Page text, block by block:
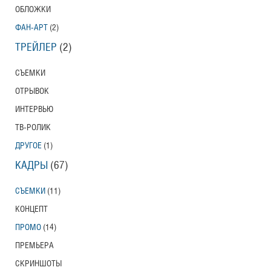
ОБЛОЖКИ
ФАН-АРТ (2)
ТРЕЙЛЕР (2)
СЪЕМКИ
ОТРЫВОК
ИНТЕРВЬЮ
ТВ-РОЛИК
ДРУГОЕ (1)
КАДРЫ (67)
СЪЕМКИ (11)
КОНЦЕПТ
ПРОМО (14)
ПРЕМЬЕРА
СКРИНШОТЫ